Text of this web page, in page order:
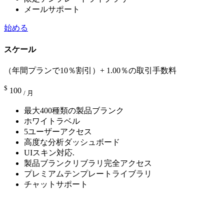
メールサポート
始める
スケール
（年間プランで10％割引）+ 1.00％の取引手数料
$ 100 / 月
最大400種類の製品ブランク
ホワイトラベル
5ユーザーアクセス
高度な分析ダッシュボード
UIスキン対応.
製品ブランクリブラリ完全アクセス
プレミアムテンプレートライブラリ
チャットサポート